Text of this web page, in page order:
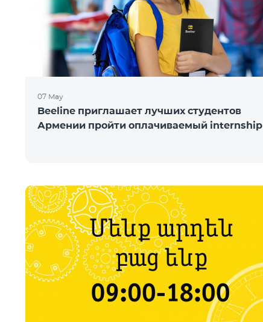
07 May
Beeline приглашает лучших студентов
Армении пройти оплачиваемый internship